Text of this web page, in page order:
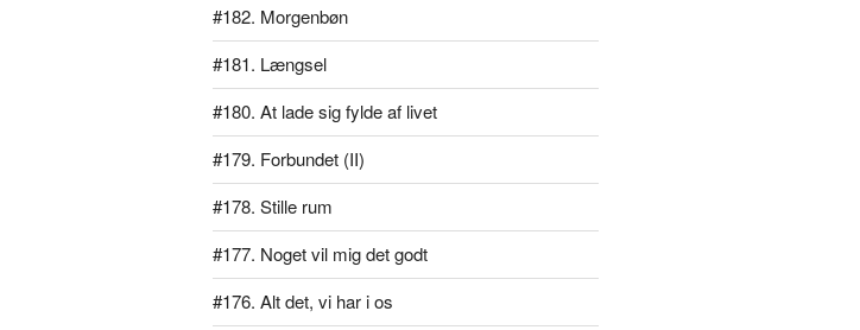
#182. Morgenbøn
#181. Længsel
#180. At lade sig fylde af livet
#179. Forbundet (II)
#178. Stille rum
#177. Noget vil mig det godt
#176. Alt det, vi har i os